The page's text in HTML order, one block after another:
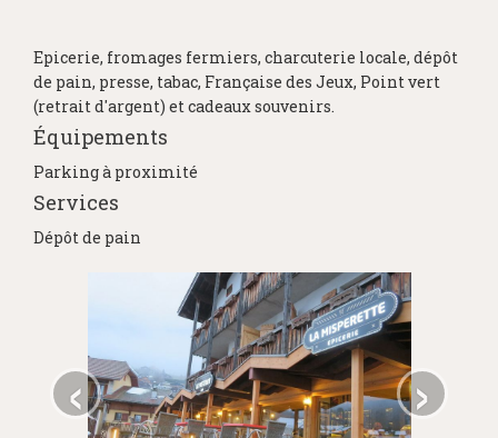
Epicerie, fromages fermiers, charcuterie locale, dépôt
de pain, presse, tabac, Française des Jeux, Point vert
(retrait d'argent) et cadeaux souvenirs.
Équipements
Parking à proximité
Services
Dépôt de pain
‹ ›